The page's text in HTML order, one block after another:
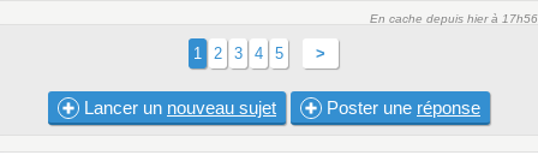
En cache depuis hier à 17h56
1 2 3 4 5 >
Lancer un nouveau sujet Poster une réponse